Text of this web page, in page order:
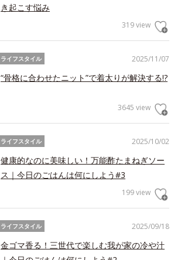
き起こす悩み
319 view
2025/11/07
ライフスタイル
“骨格に合わせたニット”で着太りが解決する!?
3645 view
2025/10/02
ライフスタイル
健康的なのに美味しい！万能酢たまねぎソー
ス｜今日のごはんは何にしよう#3
199 view
2025/09/18
ライフスタイル
金ゴマ香る！三世代で楽しむ我が家の冷や汁